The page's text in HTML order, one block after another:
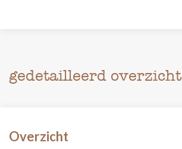
gedetailleerd overzicht
Overzicht